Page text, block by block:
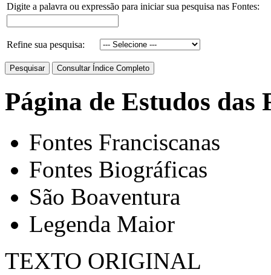
Digite a palavra ou expressão para iniciar sua pesquisa nas Fontes:
Refine sua pesquisa:
Página de Estudos das
Fontes Franciscanas
Fontes Biográficas
São Boaventura
Legenda Maior
TEXTO ORIGINAL